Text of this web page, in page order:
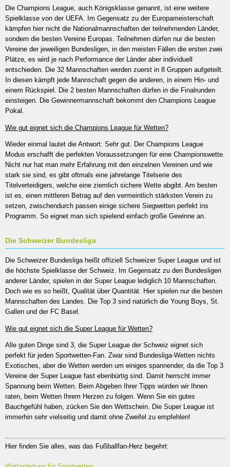
Die Champions League, auch Königsklasse genannt, ist eine weitere
Spielklasse von der UEFA. Im Gegensatz zu der Europameisterschaft
kämpfen hier nicht die Nationalmannschaften der teilnehmenden Länder,
sondern die besten Vereine Europas. Teilnehmen dürfen nur die besten
Vereine der jeweiligen Bundesligen, in den meisten Fällen die ersten zwei
Plätze, es wird je nach Performance der Länder aber individuell
entschieden. Die 32 Mannschaften werden zuerst in 8 Gruppen aufgeteilt.
In diesen kämpft jede Mannschaft gegen die anderen, in einem Hin- und
einem Rückspiel. Die 2 besten Mannschaften dürfen in die Finalrunden
einsteigen. Die Gewinnermannschaft bekommt den Champions League
Pokal.
Wie gut eignet sich die Champions League für Wetten?
Wieder einmal lautet die Antwort: Sehr gut. Der Champions League
Modus erschafft die perfekten Voraussetzungen für eine Championswette.
Nicht nur hat man mehr Erfahrung mit den einzelnen Vereinen und wie
stark sie sind, es gibt oftmals eine jahrelange Titelserie des
Titelverteidigers, welche eine ziemlich sichere Wette abgibt. Am besten
ist es, einen mittleren Betrag auf den vermeintlich stärksten Verein zu
setzen, zwischendurch passen einige sichere Siegwetten perfekt ins
Programm. So eignet man sich spielend einfach große Gewinne an.
Die Schweizer Bundesliga
Die Schweizer Bundesliga heißt offiziell Schweizer Super League und ist
die höchste Spielklasse der Schweiz. Im Gegensatz zu den Bundesligen
anderer Länder, spielen in der Super League lediglich 10 Mannschaften.
Doch wie es so heißt, Qualität über Quantität. Hier spielen nur die besten
Mannschaften des Landes. Die Top 3 sind natürlich die Young Boys, St.
Gallen und der FC Basel.
Wie gut eignet sich die Super League für Wetten?
Alle guten Dinge sind 3, die Super League der Schweiz eignet sich
perfekt für jeden Sportwetten-Fan. Zwar sind Bundesliga-Wetten nichts
Exotisches, aber die Wetten werden um einiges spannender, da die Top 3
Vereine der Super League fast ebenbürtig sind. Damit herrscht immer
Spannung beim Wetten. Beim Abgeben Ihrer Tipps würden wir Ihnen
raten, beim Wetten Ihrem Herzen zu folgen. Wenn Sie ein gutes
Bauchgefühl haben, zücken Sie den Wettschein. Die Super League ist
immerhin sehr vielseitig und damit ohne Zweifel zu empfehlen!
Hier finden Sie alles, was das Fußballfan-Herz begehrt: